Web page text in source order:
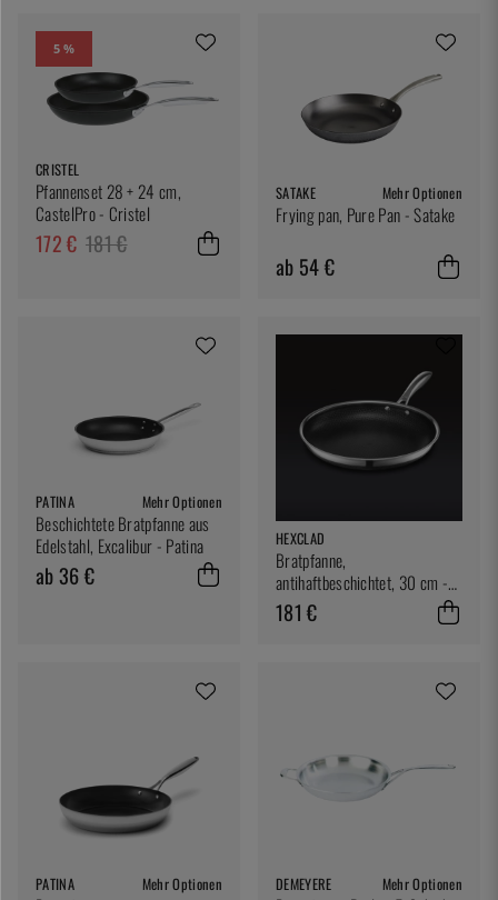
5 %
CRISTEL
Pfannenset 28 + 24 cm,
CastelPro - Cristel
172 € 181 €
SATAKE Mehr Optionen
Frying pan, Pure Pan - Satake
ab 54 €
PATINA Mehr Optionen
Beschichtete Bratpfanne aus
Edelstahl, Excalibur - Patina
ab 36 €
HEXCLAD
Bratpfanne,
antihaftbeschichtet, 30 cm -
Hexclad
181 €
PATINA Mehr Optionen DEMEYERE Mehr Optionen